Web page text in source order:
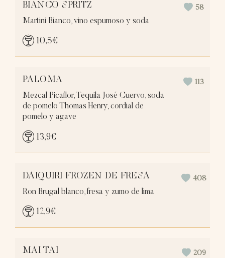
BIANCO SPRITZ
Martini Bianco, vino espumoso y soda
58
10,5€
PALOMA
Mezcal Picaflor, Tequila José Cuervo, soda
de pomelo Thomas Henry, cordial de
pomelo y agave
113
13,9€
DAIQUIRI FROZEN DE FRESA
Ron Brugal blanco, fresa y zumo de lima
408
12,9€
MAI TAI 209